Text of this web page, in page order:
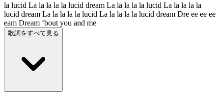
la lucid La la la la la lucid dream La la la la la lucid La la la la la
lucid dream La la la la la lucid La la la la la lucid dream Dre ee ee ee
eam Dream ‘bout you and me
歌詞をすべて見る